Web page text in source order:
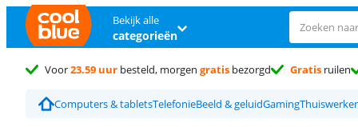
Bekijk alle
categorieën
Voor23.59 uur besteld, morgen gratis bezorgd Gratis ruilen
Computers & tabletsTelefonieBeeld & geluidGaming